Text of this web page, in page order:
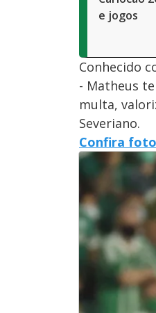
e jogos
Conhecido
- Matheus
multa,
Severiano.
Confira